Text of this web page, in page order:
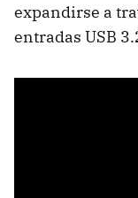
expandirse a
entradas USB